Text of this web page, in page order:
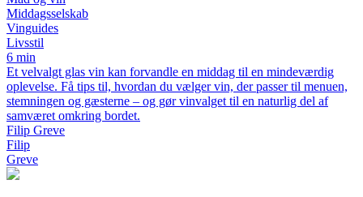
Middagsselskab
Vinguides
Livsstil
6 min
Et velvalgt glas vin kan forvandle en middag til en mindeværdig
oplevelse. Få tips til, hvordan du vælger vin, der passer til menuen,
stemningen og gæsterne – og gør vinvalget til en naturlig del af
samværet omkring bordet.
Filip Greve
Filip
Greve